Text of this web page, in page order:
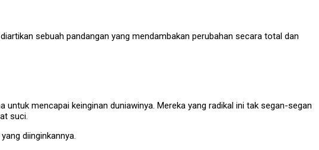
sebuah pandangan yang mendambakan perubahan secara total dan
mencapai keinginan duniawinya. Mereka yang radikal ini tak segan-segan
suci.
diinginkannya.